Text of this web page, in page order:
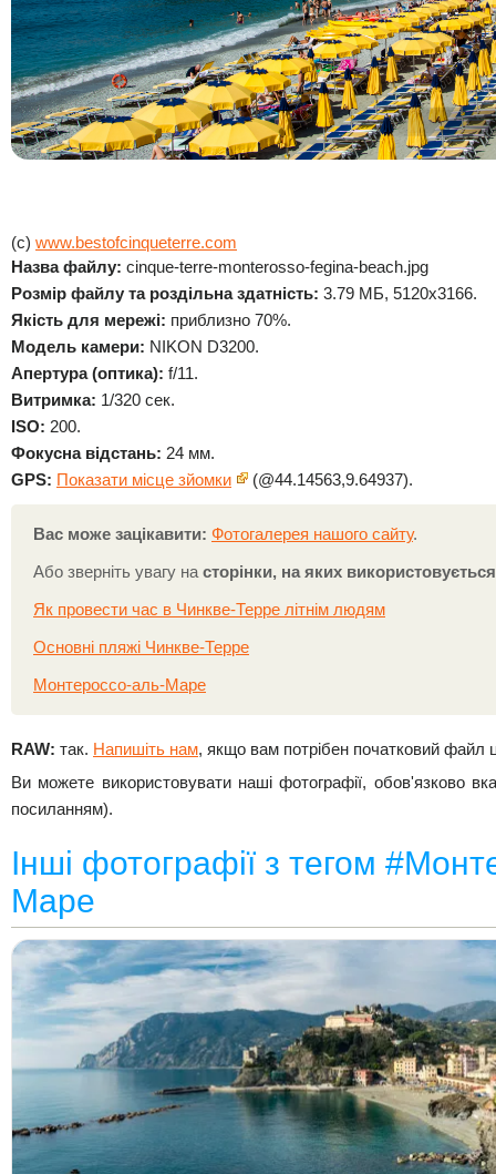
(c) www.bestofcinqueterre.com
Назва файлу: cinque-terre-monterosso-fegina-beach.jpg
Розмір файлу та роздільна здатність: 3.79 МБ, 5120x3166.
Якість для мережі: приблизно 70%.
Модель камери: NIKON D3200.
Апертура (оптика): f/11.
Витримка: 1/320 сек.
ISO: 200.
Фокусна відстань: 24 мм.
GPS: Показати місце зйомки (@44.14563,9.64937).
Вас може зацікавити: Фотогалерея нашого сайту.
Або зверніть увагу на сторінки, на яких
Як провести час в Чинкве-Терре літнім людям
Основні пляжі Чинкве-Терре
Монтероссо-аль-Маре
RAW: так. Напишіть нам, якщо вам потрібен початковий файл
Ви можете використовувати наші фотографії, обов'язково
посиланням).
Інші фотографії з тегом
Маре